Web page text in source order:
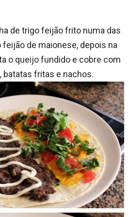
de trigo feijão frito numa das
de maionese, depois na
o queijo fundido e cobre com
batatas fritas e nachos.